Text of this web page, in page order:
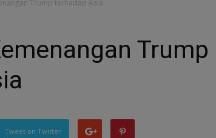
Trump terhadap Asia
Trump
Tweet on Twitter